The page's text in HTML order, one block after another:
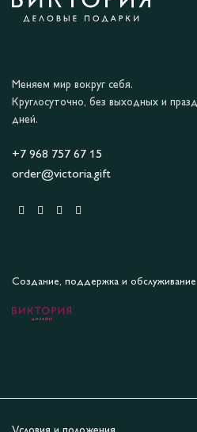
Меняем мир вокруг себя.
Круглосуточно, без выходных и
дней.
+7 968 757 67 15
order@victoria.gift
Создание, поддержка и обслуживание